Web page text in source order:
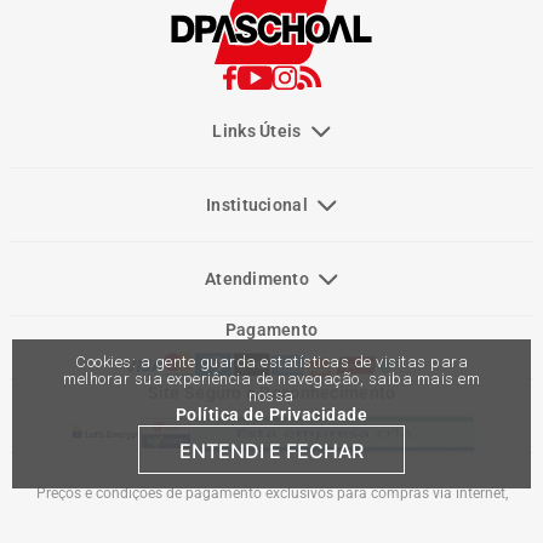
Cookies: a gente guarda estatísticas de visitas para
melhorar sua experiência de navegação, saiba mais em
nossa
Política de Privacidade
ENTENDI E FECHAR
Links Úteis
Institucional
Atendimento
Pagamento
Site Seguro e Reconhecimento
Preços e condições de pagamento exclusivos para compras via internet,